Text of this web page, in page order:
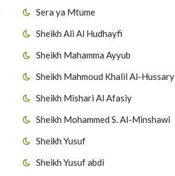
Sera ya Mtume
Sheikh Ali Al Hudhayfi
Sheikh Mahamma Ayyub
Sheikh Mahmoud Khalil Al-Hussary
Sheikh Mishari Al Afasiy
Sheikh Mohammed S. Al-Minshawi
Sheikh Yusuf
Sheikh Yusuf abdi